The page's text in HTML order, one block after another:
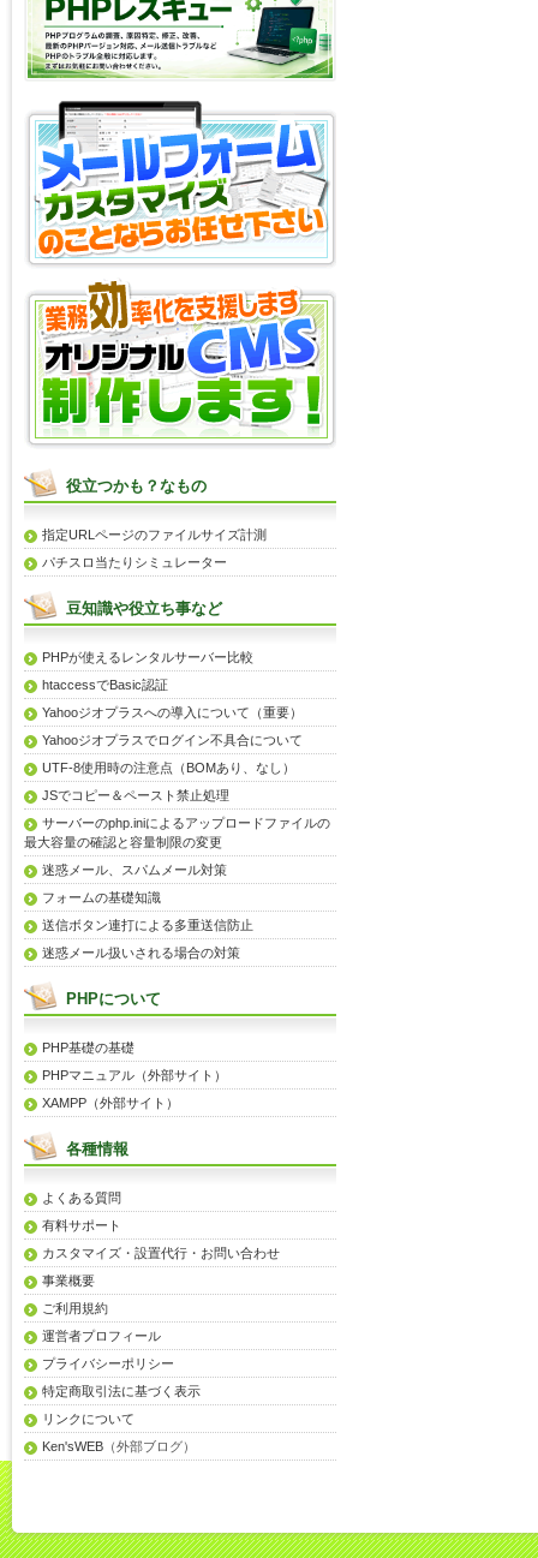
役立つかも？なもの
指定URLページのファイルサイズ計測
パチスロ当たりシミュレーター
豆知識や役立ち事など
PHPが使えるレンタルサーバー比較
htaccessでBasic認証
Yahooジオプラスへの導入について（重要）
Yahooジオプラスでログイン不具合について
UTF-8使用時の注意点（BOMあり、なし）
JSでコピー＆ペースト禁止処理
サーバーのphp.iniによるアップロードファイルの
最大容量の確認と容量制限の変更
迷惑メール、スパムメール対策
フォームの基礎知識
送信ボタン連打による多重送信防止
迷惑メール扱いされる場合の対策
PHPについて
PHP基礎の基礎
PHPマニュアル（外部サイト）
XAMPP（外部サイト）
各種情報
よくある質問
有料サポート
カスタマイズ・設置代行・お問い合わせ
事業概要
ご利用規約
運営者プロフィール
プライバシーポリシー
特定商取引法に基づく表示
リンクについて
Ken'sWEB （外部ブログ）